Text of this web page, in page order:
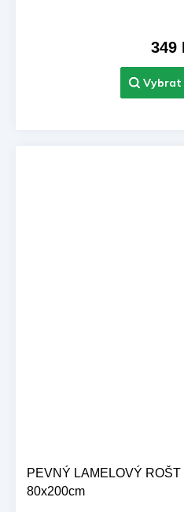
349
PEVNÝ LAMELOVÝ
80x200cm